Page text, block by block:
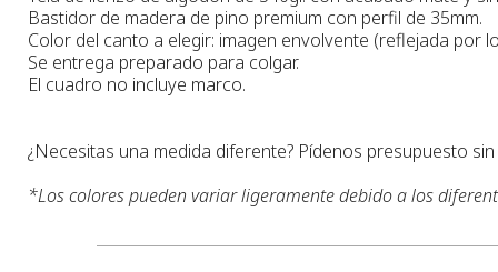
Bastidor de madera de pino premium con perfil de 35mm.
Color del canto a elegir: imagen envolvente (reflejada por
Se entrega preparado para colgar.
El cuadro no incluye marco.
¿Necesitas una medida diferente? Pídenos presupuesto
*Los colores pueden variar ligeramente debido a los